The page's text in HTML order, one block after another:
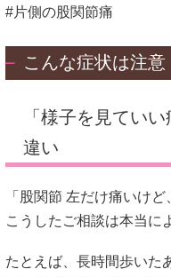
#片側の股関節痛
こんな症状は注
「様子を見てい
違い
「股関節 左だけ痛いけ
こうしたご相談は本当に
たとえば、長時間歩いた